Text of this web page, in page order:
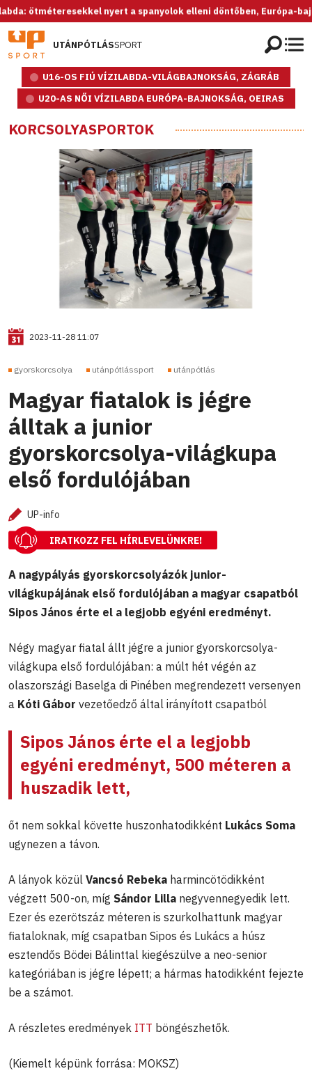
nyert a spanyolok elleni döntőben, Európa-bajnok az
UTÁNPÓTLÁSSPORT
U16-OS FIÚ VÍZILABDA-VILÁGBAJNOKSÁG, ZÁGRÁB
U20-AS NŐI VÍZILABDA EURÓPA-BAJNOKSÁG, OEIRAS
KORCSOLYASPORTOK
2023-11-28 11:07
gyorskorcsolya utánpótlássport utánpótlás
Magyar fiatalok is jégre
álltak a junior
gyorskorcsolya-világkupa
első fordulójában
UP-info
IRATKOZZ FEL HÍRLEVELÜNKRE!
A nagypályás gyorskorcsolyázók junior-
világkupájának első fordulójában a magyar csapatból
Sipos János érte el a legjobb egyéni eredményt.
Négy magyar fiatal állt jégre a junior gyorskorcsolya-
világkupa első fordulójában: a múlt hét végén az
olaszországi Baselga di Pinében megrendezett versenyen
a Kóti Gábor vezetőedző által irányított csapatból
Sipos János érte el a legjobb
egyéni eredményt, 500 méteren a
huszadik lett,
őt nem sokkal követte huszonhatodikként Lukács Soma
ugynezen a távon.
A lányok közül Vancsó Rebeka harmincötödikként
végzett 500-on, míg Sándor Lilla negyvennegyedik lett.
Ezer és ezerötszáz méteren is szurkolhattunk magyar
fiataloknak, míg csapatban Sipos és Lukács a húsz
esztendős Bödei Bálinttal kiegészülve a neo-senior
kategóriában is jégre lépett; a hármas hatodikként fejezte
be a számot.
A részletes eredmények ITT böngészhetők.
(Kiemelt képünk forrása: MOKSZ)